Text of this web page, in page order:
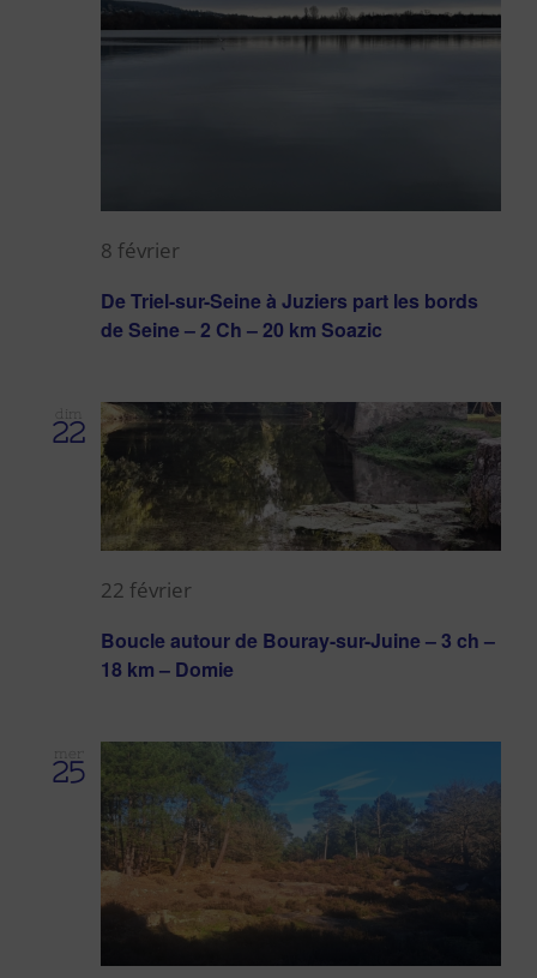
De Triel-sur-Seine à Juziers part les bords
de Seine – 2 Ch – 20 km Soazic
8 février
dim
22
Boucle autour de Bouray-sur-Juine – 3 ch –
18 km – Domie
22 février
mer
25